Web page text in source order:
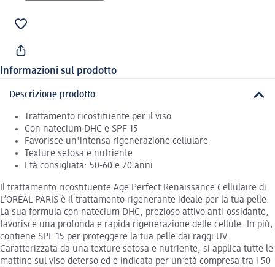
Informazioni sul prodotto
Descrizione prodotto
Trattamento ricostituente per il viso
Con natecium DHC e SPF 15
Favorisce un'intensa rigenerazione cellulare
Texture setosa e nutriente
Età consigliata: 50-60 e 70 anni
Il trattamento ricostituente Age Perfect Renaissance Cellulaire di
L’ORÉAL PARIS è il trattamento rigenerante ideale per la tua pelle.
La sua formula con natecium DHC, prezioso attivo anti-ossidante,
favorisce una profonda e rapida rigenerazione delle cellule. In più,
contiene SPF 15 per proteggere la tua pelle dai raggi UV.
Caratterizzata da una texture setosa e nutriente, si applica tutte le
mattine sul viso deterso ed è indicata per un’età compresa tra i 50